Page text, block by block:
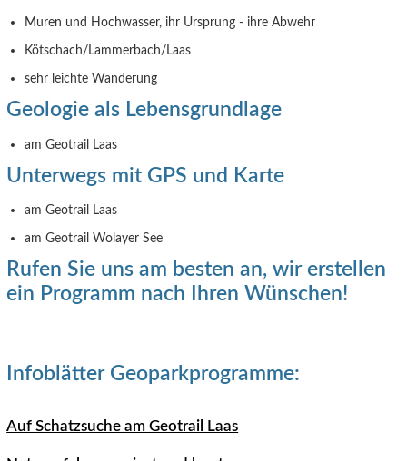
Muren und Hochwasser, ihr Ursprung - ihre Abwehr
Kötschach/Lammerbach/Laas
sehr leichte Wanderung
Geologie als Lebensgrundlage
am Geotrail Laas
Unterwegs mit GPS und Karte
am Geotrail Laas
am Geotrail Wolayer See
Rufen Sie uns am besten an, wir erstellen
ein Programm nach Ihren Wünschen!
Infoblätter Geoparkprogramme:
Auf Schatzsuche am Geotrail Laas